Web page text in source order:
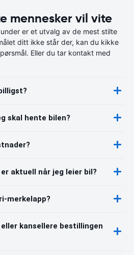
mennesker vil vite
er et utvalg av de mest stilte
ditt ikke står der, kan du kikke
Eller du tar kontakt med
skal hente bilen?
aktuell når jeg leier bil?
merkelapp?
kansellere bestillingen